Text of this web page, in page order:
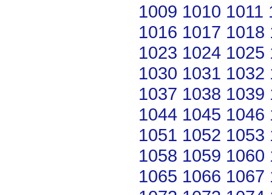
1009 1010 1011
1016 1017 1018
1023 1024 1025
1030 1031 1032
1037 1038 1039
1044 1045 1046
1051 1052 1053
1058 1059 1060
1065 1066 1067